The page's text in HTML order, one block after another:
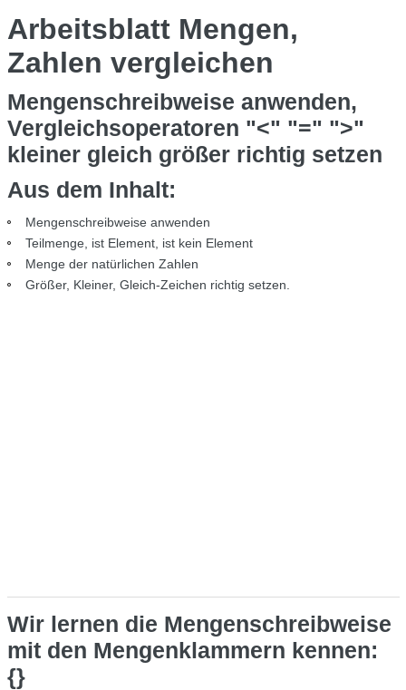
Arbeitsblatt Mengen,
Zahlen vergleichen
Mengenschreibweise anwenden,
Vergleichsoperatoren "<" "=" ">"
kleiner gleich größer richtig setzen
Aus dem Inhalt:
Mengenschreibweise anwenden
Teilmenge, ist Element, ist kein Element
Menge der natürlichen Zahlen
Größer, Kleiner, Gleich-Zeichen richtig setzen.
Wir lernen die Mengenschreibweise
mit den Mengenklammern kennen:
{}